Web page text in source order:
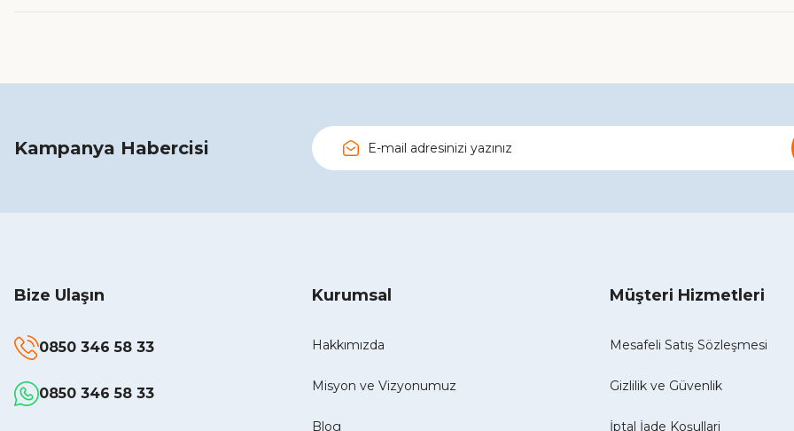
Kampanya Habercisi
Bize Ulaşın
0850 346 58 33
0850 346 58 33
Kurumsal
Hakkımızda
Misyon ve Vizyonumuz
Blog
Müşteri Hizmetleri
Mesafeli Satış Sözleşmesi
Gizlilik ve Güvenlik
İptal İade Koşullari